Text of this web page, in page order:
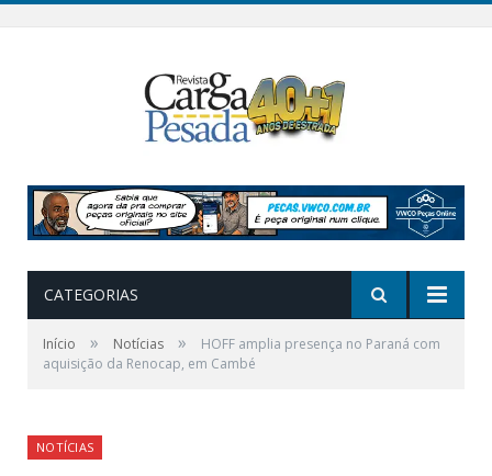
CATEGORIAS
Início » Notícias »
HOFF amplia presença no Paraná com
aquisição da Renocap, em Cambé
NOTÍCIAS